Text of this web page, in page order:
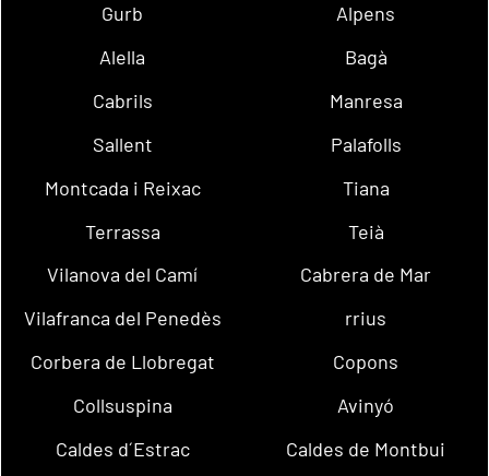
Gurb
Alpens
Alella
Bagà
Cabrils
Manresa
Sallent
Palafolls
Montcada i Reixac
Tiana
Terrassa
Teià
Vilanova del Camí
Cabrera de Mar
Vilafranca del Penedès
rrius
Corbera de Llobregat
Copons
Collsuspina
Avinyó
Caldes d´Estrac
Caldes de Montbui